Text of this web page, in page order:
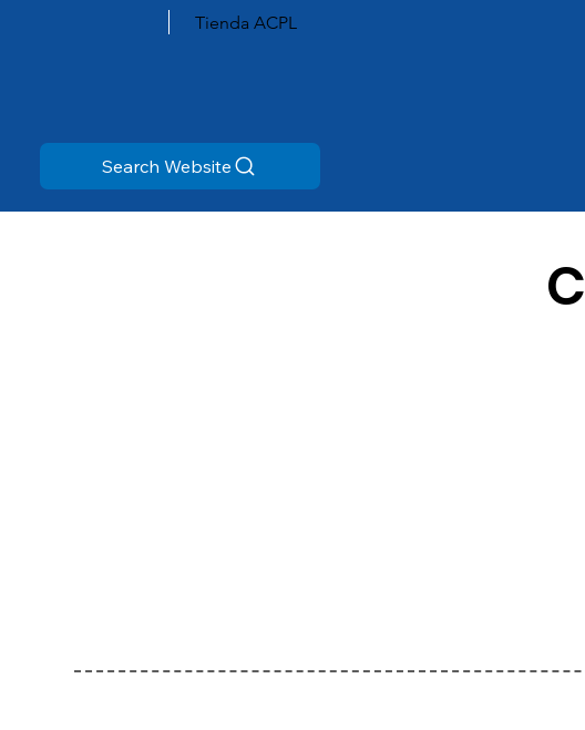
Tienda ACPL
Search Website